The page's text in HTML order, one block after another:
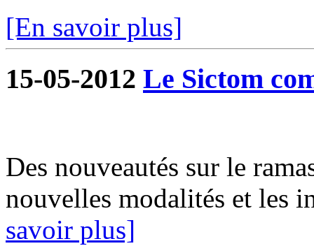
[En savoir plus]
15-05-2012 Le Sictom
Des nouveautés sur le
nouvelles modalités et les
savoir plus]